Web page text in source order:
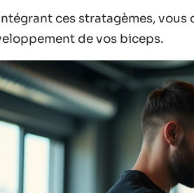
ces stratagèmes,
de vos biceps.